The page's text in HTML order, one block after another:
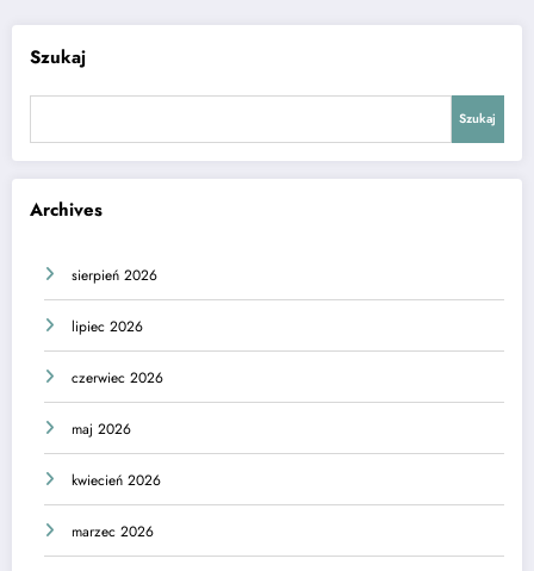
Szukaj
Szukaj
Archives
sierpień 2026
lipiec 2026
czerwiec 2026
maj 2026
kwiecień 2026
marzec 2026